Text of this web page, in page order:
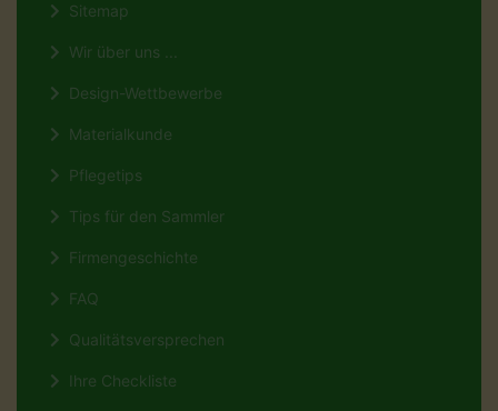
Sitemap
Wir über uns ...
Design-Wettbewerbe
Materialkunde
Pflegetips
Tips für den Sammler
Firmengeschichte
FAQ
Qualitätsversprechen
Ihre Checkliste